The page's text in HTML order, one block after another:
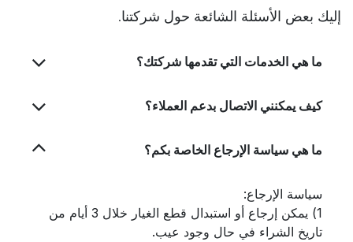
إليك بعض الأسئلة الشائعة حول شركتنا.
ما هي الخدمات التي تقدمها شركتك؟
كيف يمكنني الاتصال بدعم العملاء؟
ما هي سياسة الإرجاع الخاصة بكم؟
سياسة الإرجاع:
1) يمكن إرجاع أو استبدال قطع الغيار خلال 3 أيام من
تاريخ الشراء في حال وجود عيب.